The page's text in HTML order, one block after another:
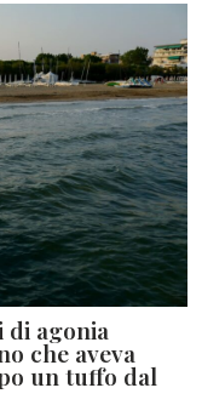
agonia
che aveva
un tuffo dal